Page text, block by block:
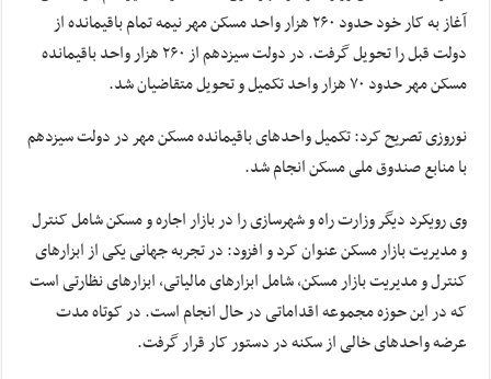
آغاز به کار خود حدود ۲۶۰ هزار واحد مسکن مهر نیمه تمام باقیمانده از
دولت قبل را تحویل گرفت. در دولت سیزدهم از ۲۶۰ هزار واحد باقیمانده
مسکن مهر حدود ۷۰ هزار واحد تکمیل و تحویل متقاضیان شد.
نوروزی تصریح کرد: تکمیل واحدهای باقیمانده مسکن مهر در دولت سیزدهم
با منابع صندوق ملی مسکن انجام شد.
وی رویکرد دیگر وزارت راه و شهرسازی را در بازار اجاره و مسکن شامل کنترل
و مدیریت بازار مسکن عنوان کرد و افزود: در تجربه جهانی یکی از ابزارهای
کنترل و مدیریت بازار مسکن، شامل ابزارهای مالیاتی، ابزارهای نظارتی است
که در این حوزه مجموعه اقداماتی در حال انجام است. در کوتاه مدت
عرضه واحدهای خالی از سکنه در دستور کار قرار گرفت.